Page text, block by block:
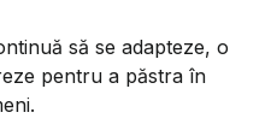
să se adapteze, o
pentru a păstra în